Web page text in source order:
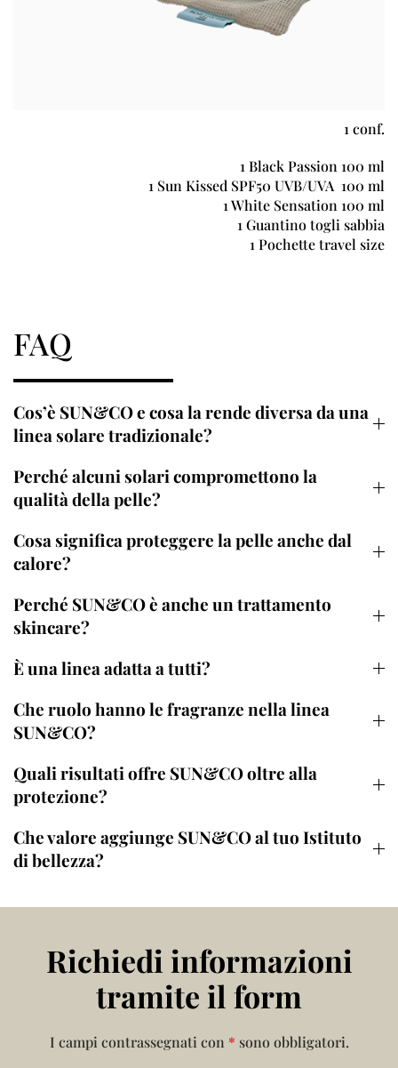
1 conf.
1 Black Passion 100 ml
1 Sun Kissed SPF50 UVB/UVA 100 ml
1 White Sensation 100 ml
1 Guantino togli sabbia
1 Pochette travel size
FAQ
Cos’è SUN&CO e cosa la rende diversa da una
linea solare tradizionale?
Perché alcuni solari compromettono la
qualità della pelle?
Cosa significa proteggere la pelle anche dal
calore?
Perché SUN&CO è anche un trattamento
skincare?
È una linea adatta a tutti?
Che ruolo hanno le fragranze nella linea
SUN&CO?
Quali risultati offre SUN&CO oltre alla
protezione?
Che valore aggiunge SUN&CO al tuo Istituto
di bellezza?
Richiedi informazioni
tramite il form
I campi contrassegnati con * sono obbligatori.